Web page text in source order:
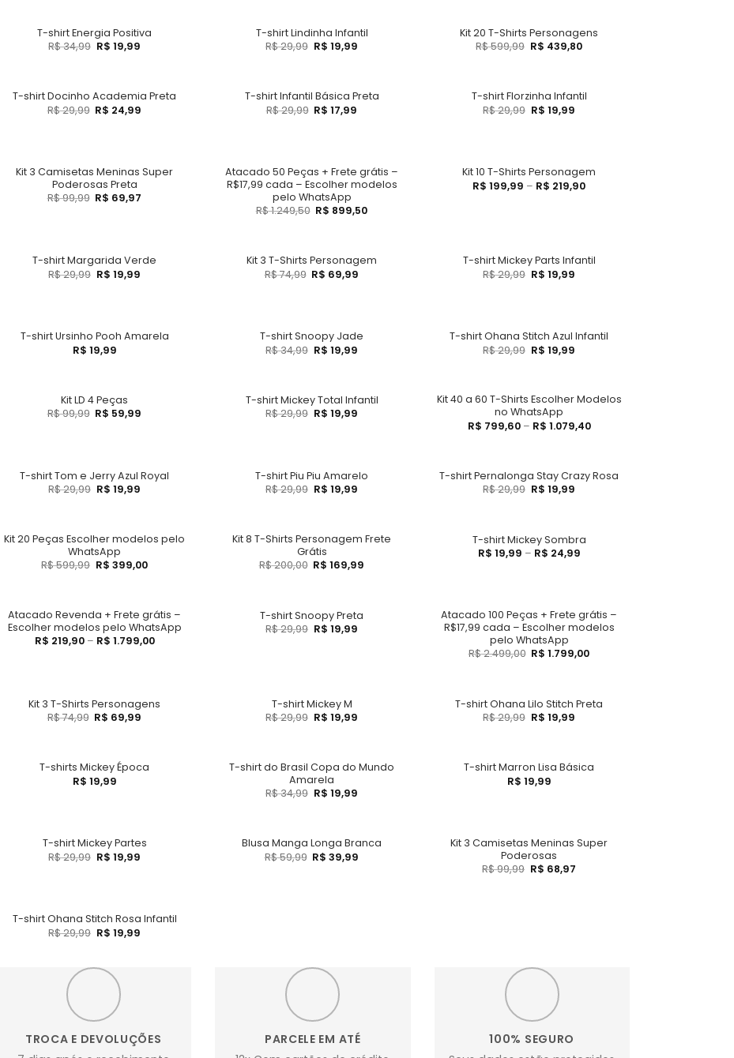
T-shirt Energia Positiva
R$34,99 R$ 19,99
T-shirt Lindinha Infantil
R$29,99 R$ 19,99
Kit 20 T-Shirts Personagens
R$599,99 R$ 439,80
T-shirt Docinho Academia Preta
R$29,99 R$ 24,99
T-shirt Infantil Básica Preta
R$29,99 R$ 17,99
T-shirt Florzinha Infantil
R$29,99 R$ 19,99
Kit 3 Camisetas Meninas Super
Poderosas Preta
R$99,99 R$ 69,97
Atacado 50 Peças + Frete grátis –
R$17,99 cada – Escolher modelos
pelo WhatsApp
R$1.249,50 R$ 899,50
Kit 10 T-Shirts Personagem
R$ 199,99 – R$ 219,90
T-shirt Margarida Verde
R$29,99 R$ 19,99
Kit 3 T-Shirts Personagem
R$74,99 R$ 69,99
T-shirt Mickey Parts Infantil
R$29,99 R$ 19,99
T-shirt Ursinho Pooh Amarela
R$ 19,99
T-shirt Snoopy Jade
R$34,99 R$ 19,99
T-shirt Ohana Stitch Azul Infantil
R$29,99 R$ 19,99
Kit LD 4 Peças
R$99,99 R$ 59,99
T-shirt Mickey Total Infantil
R$29,99 R$ 19,99
Kit 40 a 60 T-Shirts Escolher Modelos
no WhatsApp
R$ 799,60– R$ 1.079,40
T-shirt Tom e Jerry Azul Royal
R$29,99 R$ 19,99
T-shirt Piu Piu Amarelo
R$29,99 R$ 19,99
T-shirt Pernalonga Stay Crazy Rosa
R$29,99 R$ 19,99
Kit 20 Peças Escolher modelos pelo
WhatsApp
R$599,99 R$ 399,00
Kit 8 T-Shirts Personagem Frete
Grátis
R$200,00 R$ 169,99
T-shirt Mickey Sombra
R$ 19,99 – R$ 24,99
Atacado Revenda + Frete grátis –
Escolher modelos pelo WhatsApp
R$ 219,90– R$ 1.799,00
T-shirt Snoopy Preta
R$29,99 R$ 19,99
Atacado 100 Peças + Frete grátis –
R$17,99 cada – Escolher modelos
pelo WhatsApp
R$2.499,00 R$ 1.799,00
Kit 3 T-Shirts Personagens
R$74,99 R$ 69,99
T-shirt Mickey M
R$29,99 R$ 19,99
T-shirt Ohana Lilo Stitch Preta
R$29,99 R$ 19,99
T-shirts Mickey Época
R$ 19,99
T-shirt do Brasil Copa do Mundo
Amarela
R$34,99 R$ 19,99
T-shirt Marron Lisa Básica
R$ 19,99
T-shirt Mickey Partes
R$29,99 R$ 19,99
Blusa Manga Longa Branca
R$59,99 R$ 39,99
Kit 3 Camisetas Meninas Super
Poderosas
R$99,99 R$ 68,97
T-shirt Ohana Stitch Rosa Infantil
R$29,99 R$ 19,99
TROCA E DEVOLUÇÕES
PARCELE EM ATÉ
100% SEGURO